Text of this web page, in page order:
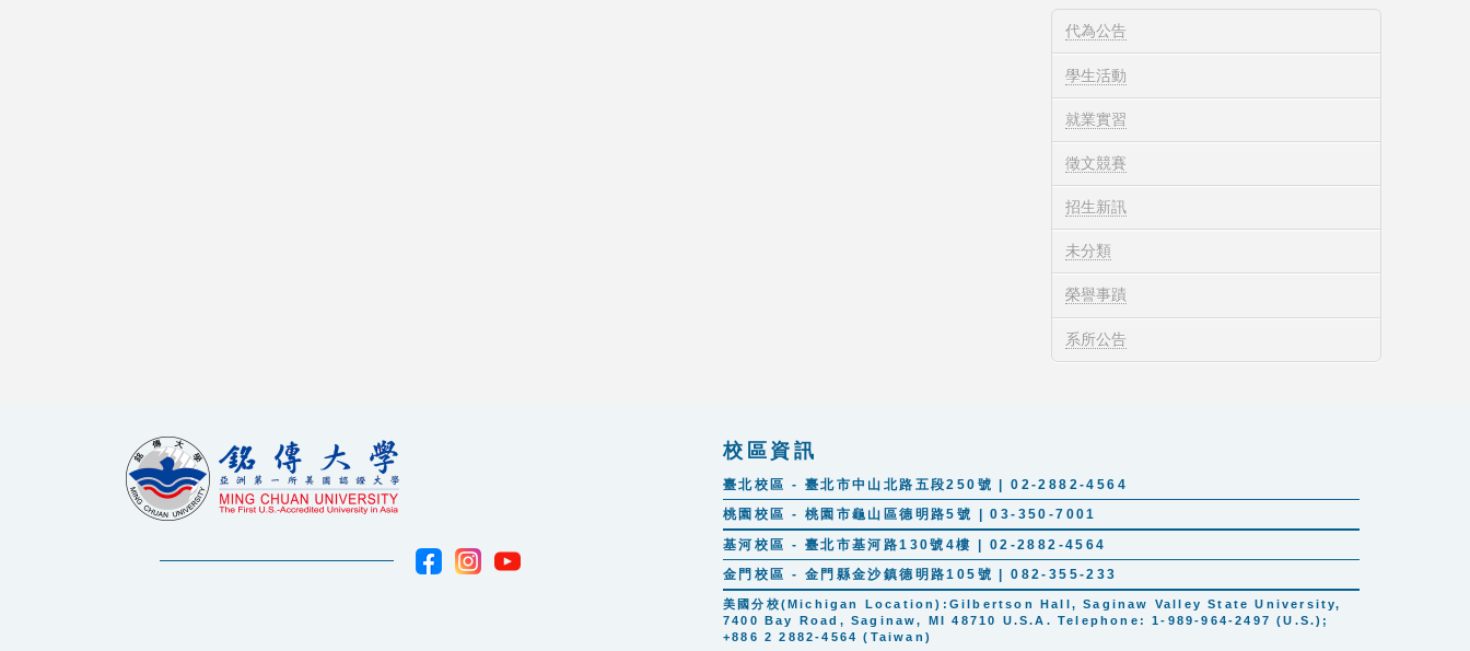
代為公告
學生活動
就業實習
徵文競賽
招生新訊
未分類
榮譽事蹟
系所公告
校區資訊
臺北校區 - 臺北市中山北路五段250號 | 02-2882-4564
桃園校區 - 桃園市龜山區德明路5號 | 03-350-7001
基河校區 - 臺北市基河路130號4樓 | 02-2882-4564
金門校區 - 金門縣金沙鎮德明路105號 | 082-355-233
美國分校(Michigan Location):Gilbertson Hall, Saginaw Valley State University,
7400 Bay Road, Saginaw, MI 48710 U.S.A. Telephone: 1-989-964-2497 (U.S.);
+886 2 2882-4564 (Taiwan)